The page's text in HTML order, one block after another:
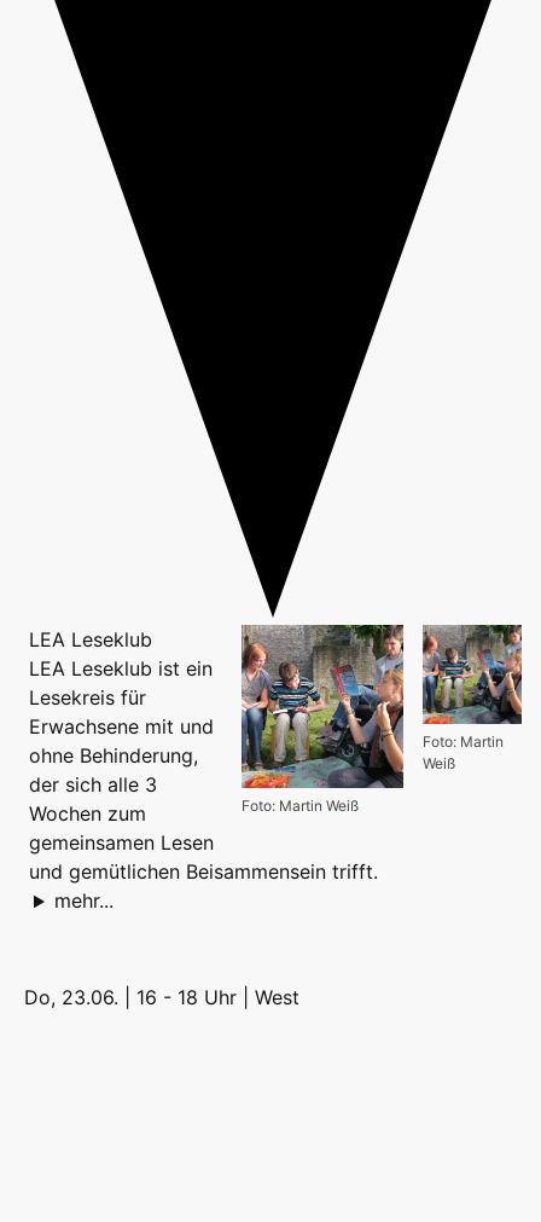
Foto: Martin
Weiß
Foto: Martin Weiß
LEA Leseklub
LEA Leseklub ist ein
Lesekreis für
Erwachsene mit und
ohne Behinderung,
der sich alle 3
Wochen zum
gemeinsamen Lesen
und gemütlichen Beisammensein trifft.
mehr...
Do, 23.06. | 16 - 18 Uhr | West